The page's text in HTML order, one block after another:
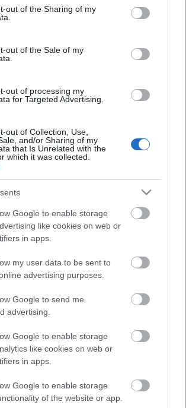
visit or usage behaviour. You may click to
to Google and its third-party tags to
below specified purposes in below Google
out of the Sharing of my
out of the Sale of my
out of processing my
for Targeted Advertising.
out of Collection, Use,
and/or Sharing of my
that Is Unrelated with the
which it was collected.
Google to enable storage
like cookies on web or
in apps.
my user data to be sent to
advertising purposes.
Google to send me
advertising.
Google to enable storage
like cookies on web or
in apps.
Google to enable storage
of the website or app.
vagdalkozás? Komoly
közelmúltbeli blogbejegyzésem
tervezett ingatlanspekulációkkal. A
levelezésem nyomán
érdekháló
már írtam, Budapest Főváros
megerősítette, hogy a Római-
beruházás, mai áron, 12,7 milliárd
ami az eredetileg tervezett